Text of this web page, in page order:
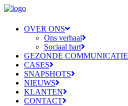
OVER ONS
Ons verhaal
Sociaal hart
GEZONDE COMMUNICATIE
CASES
SNAPSHOTS
NIEUWS
KLANTEN
CONTACT